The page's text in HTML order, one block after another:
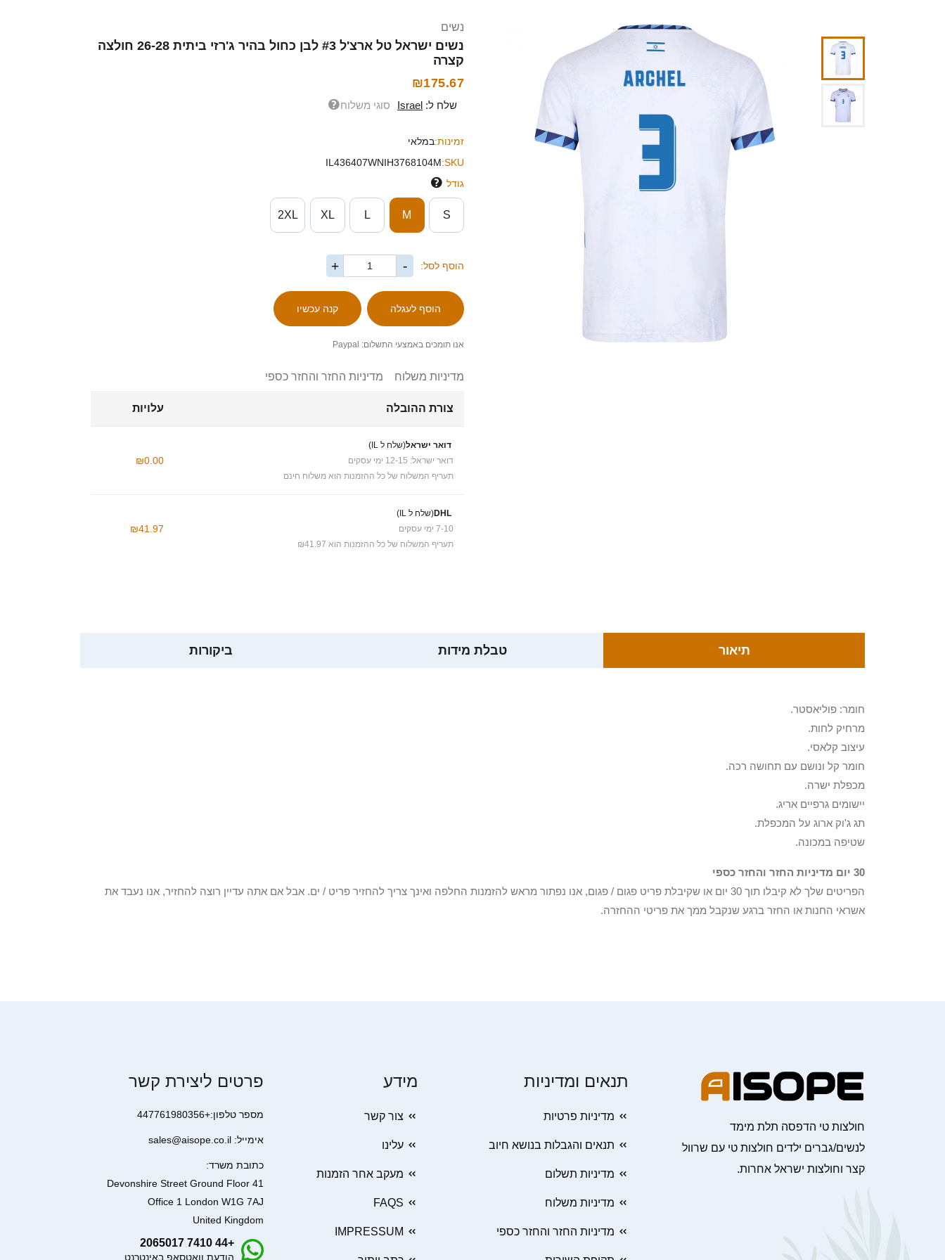
נשים
נשים ישראל טל ארצ'ל #3 לבן כחול בהיר ג'רזי ביתית 26-28 חולצה
קצרה
₪175.67
שלח ל: Israel סוגי משלוח
זמינות:במלאי
SKU:
IL436407WNIH3768104M
גודל
S
M
L
XL
2XL
הוסף לסל: -
+
אנו תומכים באמצעי התשלום: Paypal
מדיניות משלוח מדיניות החזר והחזר כספי
צורת ההובלה עלויות
דואר ישראל(שלח ל IL)
דואר ישראל: 12-15 ימי עסקים
תעריף המשלוח של כל ההזמנות הוא משלוח חינם
₪0.00
DHL(שלח ל IL)
7-10 ימי עסקים
תעריף המשלוח של כל ההזמנות הוא ₪41.97
₪41.97
תיאור טבלת מידות ביקורות
חומר: פוליאסטר.
מרחיק לחות.
עיצוב קלאסי.
חומר קל ונושם עם תחושה רכה.
מכפלת ישרה.
יישומים גרפיים אריג.
תג ג'וק ארוג על המכפלת.
שטיפה במכונה.
30 יום מדיניות החזר והחזר כספי
הפריטים שלך לא קיבלו תוך 30 יום או שקיבלת פריט פגום / פגום, אנו נפתור מראש להזמנות החלפה ואינך צריך להחזיר פריט / ים. אבל אם אתה עדיין רוצה להחזיר, אנו נעבד את
אשראי החנות או החזר ברגע שנקבל ממך את פריטי ההחזרה.
חולצות טי הדפסה תלת מימד
לנשים/גברים ילדים חולצות טי עם שרוול
קצר וחולצות ישראל אחרות.
תנאים ומדיניות
מדיניות פרטיות
תנאים והגבלות בנושא חיוב
מדיניות תשלום
מדיניות משלוח
מדיניות החזר והחזר כספי
מידע
צור קשר
עלינו
מעקב אחר הזמנות
FAQS
IMPRESSUM
פרטים ליצירת קשר
מספר טלפון:+447761980356
אימייל: sales@aisope.co.il
כתובת משרד:
41 Devonshire Street Ground Floor
Office 1 London W1G 7AJ
United Kingdom
+44 7410 2065017
הודעת וואטסאפ באינטרנט